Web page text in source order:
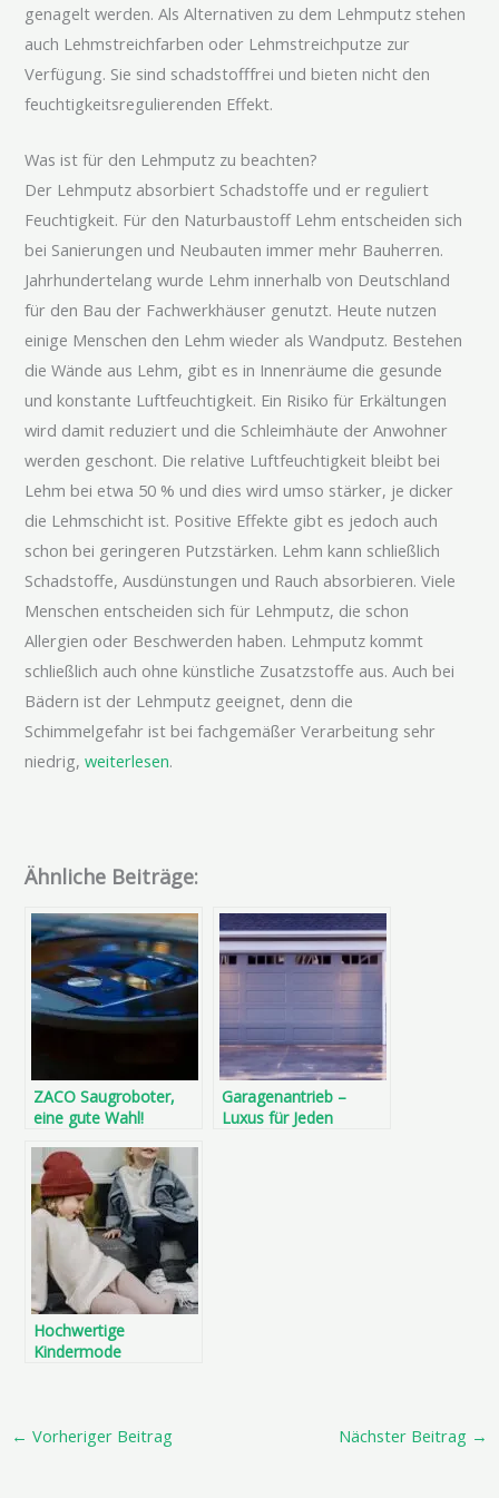
genagelt werden. Als Alternativen zu dem Lehmputz stehen
auch Lehmstreichfarben oder Lehmstreichputze zur
Verfügung. Sie sind schadstofffrei und bieten nicht den
feuchtigkeitsregulierenden Effekt.
Was ist für den Lehmputz zu beachten?
Der Lehmputz absorbiert Schadstoffe und er reguliert
Feuchtigkeit. Für den Naturbaustoff Lehm entscheiden sich
bei Sanierungen und Neubauten immer mehr Bauherren.
Jahrhundertelang wurde Lehm innerhalb von Deutschland
für den Bau der Fachwerkhäuser genutzt. Heute nutzen
einige Menschen den Lehm wieder als Wandputz. Bestehen
die Wände aus Lehm, gibt es in Innenräume die gesunde
und konstante Luftfeuchtigkeit. Ein Risiko für Erkältungen
wird damit reduziert und die Schleimhäute der Anwohner
werden geschont. Die relative Luftfeuchtigkeit bleibt bei
Lehm bei etwa 50 % und dies wird umso stärker, je dicker
die Lehmschicht ist. Positive Effekte gibt es jedoch auch
schon bei geringeren Putzstärken. Lehm kann schließlich
Schadstoffe, Ausdünstungen und Rauch absorbieren. Viele
Menschen entscheiden sich für Lehmputz, die schon
Allergien oder Beschwerden haben. Lehmputz kommt
schließlich auch ohne künstliche Zusatzstoffe aus. Auch bei
Bädern ist der Lehmputz geeignet, denn die
Schimmelgefahr ist bei fachgemäßer Verarbeitung sehr
niedrig,weiterlesen.
Ähnliche Beiträge:
ZACO Saugroboter,
eine gute Wahl!
Garagenantrieb –
Luxus für Jeden
Hochwertige
Kindermode
← Vorheriger Beitrag Nächster Beitrag →